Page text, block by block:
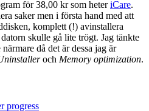
för 38,00 kr som heteriCare.
saker men i första hand med att
komplett (!) avinstallera
skulle gå lite trögt. Jag tänkte
då det är dessa jag är
och Memory optimization.